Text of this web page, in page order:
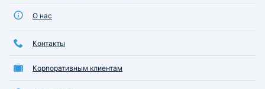
О нас
Контакты
Корпоративным клиентам